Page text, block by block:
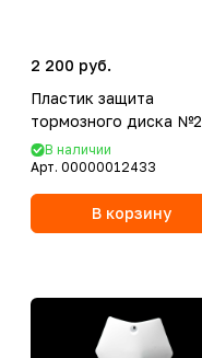
2 200 руб.
Пластик защита
тормозного диска №2
В наличии
Арт. 00000012433
В корзину